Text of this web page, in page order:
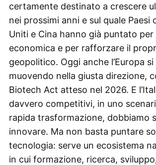
certamente destinato a crescere
nei prossimi anni e sul quale Paesi
Uniti e Cina hanno già puntato per
economica e per rafforzare il
geopolitico. Oggi anche l’Europa si
muovendo nella giusta direzione,
Biotech Act atteso nel 2026. E
davvero competitivi, in uno
rapida trasformazione, dobbiamo
innovare. Ma non basta puntare
tecnologia: serve un ecosistema
in cui formazione, ricerca,